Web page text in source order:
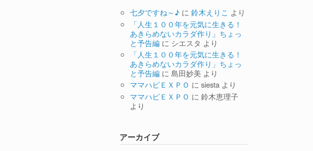
七夕ですね～♪ に鈴木えりこ より
「人生１００年を元気に生きる！
あきらめないカラダ作り」ちょっ
と予告編 に シエスタ より
「人生１００年を元気に生きる！
あきらめないカラダ作り」ちょっ
と予告編 に島田妙美 より
ママハピＥＸＰＯ にsiesta より
ママハピＥＸＰＯ に鈴木恵理子
より
アーカイブ